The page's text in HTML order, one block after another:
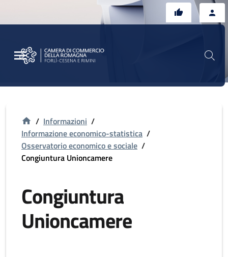
/ Informazioni /
Informazione economico-statistica /
Osservatorio economico e sociale /
Congiuntura Unioncamere
Congiuntura
Unioncamere